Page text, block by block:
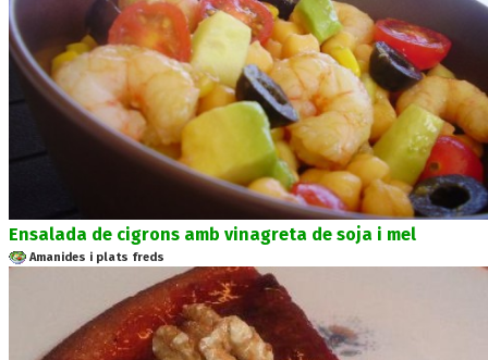
Ensalada de cigrons amb vinagreta de soja i mel
Amanides i plats freds